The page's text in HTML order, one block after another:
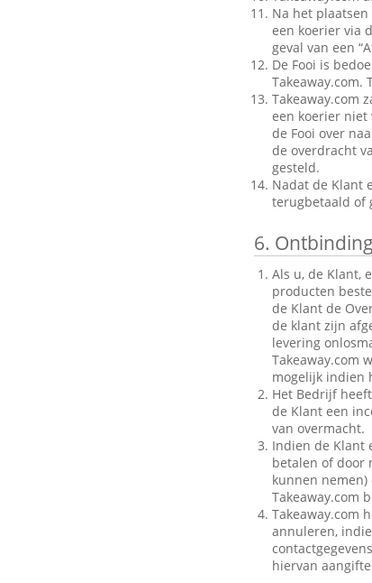
Na het
een koerier via
geval van een
De Fooi is
Takeaway.com.
Takeaway.com
een koerier niet
de Fooi over
de overdracht
gesteld.
Nadat de Klant
terugbetaald of
6.
Als u, de Klant,
producten
de Klant de
de klant zijn
levering
Takeaway.com
mogelijk indien
Het Bedrijf
de Klant een
van overmacht.
Indien de Klant
betalen of door
kunnen
Takeaway.com
Takeaway.com
annuleren,
hiervan